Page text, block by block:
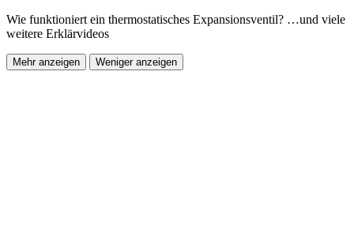
Wie funktioniert ein thermostatisches Expansionsventil? …und viele
weitere Erklärvideos
Mehr anzeigen Weniger anzeigen